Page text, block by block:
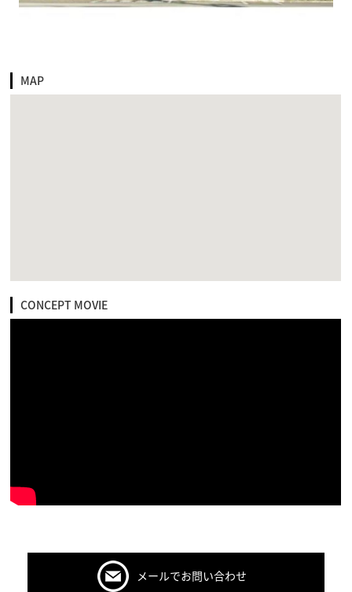
MAP
CONCEPT MOVIE
メールでお問い合わせ